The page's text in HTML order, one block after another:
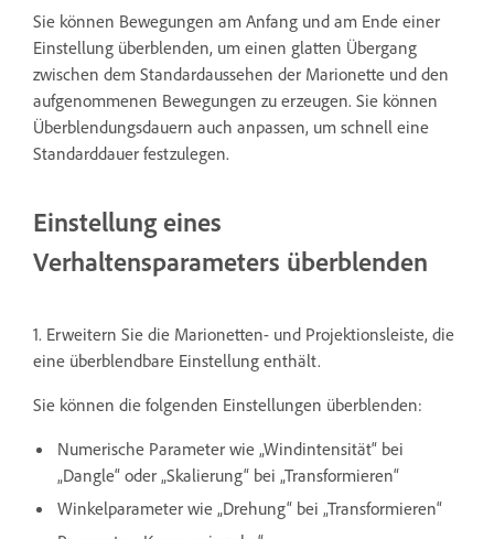
Sie können Bewegungen am Anfang und am Ende einer
Einstellung überblenden, um einen glatten Übergang
zwischen dem Standardaussehen der Marionette und den
aufgenommenen Bewegungen zu erzeugen. Sie können
Überblendungsdauern auch anpassen, um schnell eine
Standarddauer festzulegen.
Einstellung eines
Verhaltensparameters überblenden
1. Erweitern Sie die Marionetten- und Projektionsleiste, die
eine überblendbare Einstellung enthält.
Sie können die folgenden Einstellungen überblenden:
Numerische Parameter wie „Windintensität“ bei
„Dangle“ oder „Skalierung“ bei „Transformieren“
Winkelparameter wie „Drehung“ bei „Transformieren“